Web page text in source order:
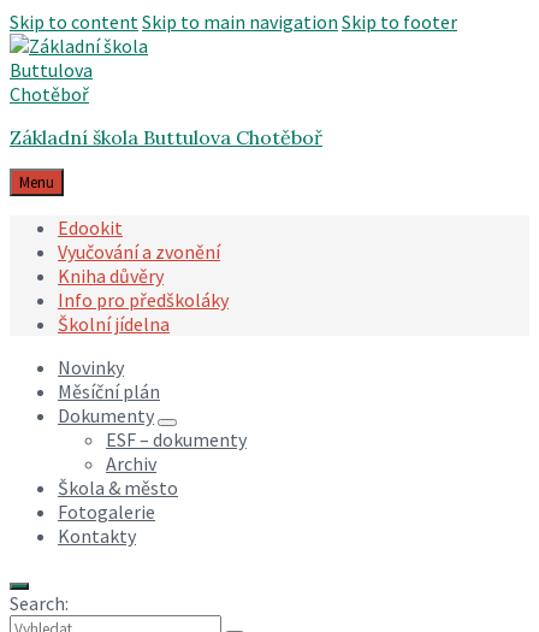
Skip to contentSkip to main navigation Skip to footer
Základní škola Buttulova Chotěboř
Menu
Edookit
Vyučování a zvonění
Kniha důvěry
Info pro předškoláky
Školní jídelna
Novinky
Měsíční plán
Dokumenty
ESF – dokumenty
Archiv
Škola & město
Fotogalerie
Kontakty
Search: